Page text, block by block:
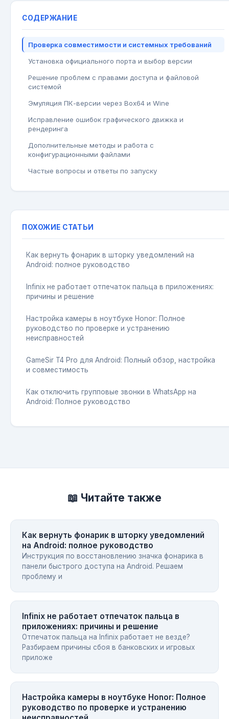
СОДЕРЖАНИЕ
Проверка совместимости и системных требований
Установка официального порта и выбор версии
Решение проблем с правами доступа и файловой
системой
Эмуляция ПК-версии через Box64 и Wine
Исправление ошибок графического движка и
рендеринга
Дополнительные методы и работа с
конфигурационными файлами
Частые вопросы и ответы по запуску
ПОХОЖИЕ СТАТЬИ
Как вернуть фонарик в шторку уведомлений на
Android: полное руководство
Infinix не работает отпечаток пальца в приложениях:
причины и решение
Настройка камеры в ноутбуке Honor: Полное
руководство по проверке и устранению
неисправностей
GameSir T4 Pro для Android: Полный обзор, настройка
и совместимость
Как отключить групповые звонки в WhatsApp на
Android: Полное руководство
📖 Читайте также
Как вернуть фонарик в шторку уведомлений
на Android: полное руководство
Инструкция по восстановлению значка фонарика в
панели быстрого доступа на Android. Решаем
проблему и
Infinix не работает отпечаток пальца в
приложениях: причины и решение
Отпечаток пальца на Infinix работает не везде?
Разбираем причины сбоя в банковских и игровых
приложе
Настройка камеры в ноутбуке Honor: Полное
руководство по проверке и устранению